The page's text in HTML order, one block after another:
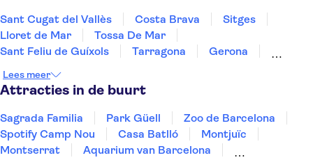
Sant Cugat del Vallès Costa Brava
Sitges
Lloret de Mar
Tossa De Mar
Sant Feliu de Guíxols
Tarragona
Gerona
Deltebre
Peñíscola Mallorca
Lees meer
Attracties in de buurt
Sagrada Familia Park Güell
Zoo de Barcelona
Spotify Camp Nou
Casa Batlló
Montjuïc
Montserrat
Aquarium van Barcelona